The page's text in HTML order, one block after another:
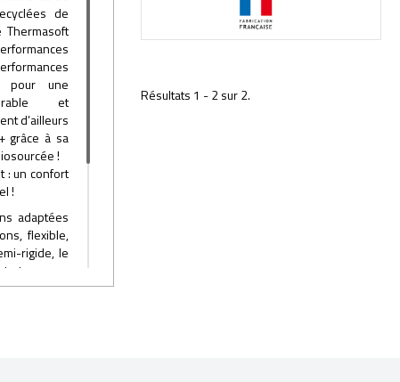
de
pour une
et
d’ailleurs
grâce à sa
!
: un confort
!
adaptées
flexible,
rigide, le
et se pose
irritant et
Résultats 1 - 2 sur 2.